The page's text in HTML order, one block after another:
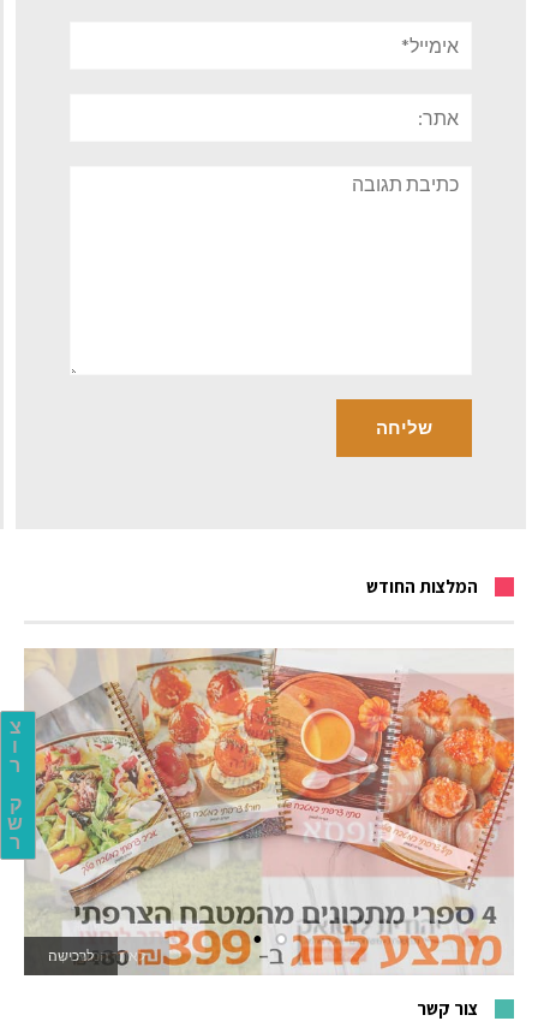
צ
ו
ר
ק
ש
ר
תגובה
המלצות החודש
לאתר המשחקים
צור קשר